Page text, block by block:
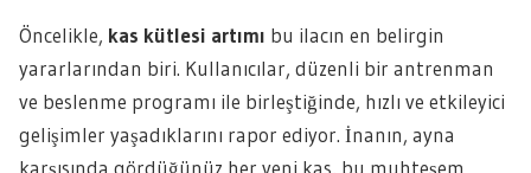
Öncelikle, kas kütlesi artımı bu ilacın en belirgin
yararlarından biri. Kullanıcılar, düzenli bir antrenman
ve beslenme programı ile birleştiğinde, hızlı ve etkileyici
gelişimler yaşadıklarını rapor ediyor. İnanın, ayna
karşısında gördüğünüz her yeni kas, bu muhteşem